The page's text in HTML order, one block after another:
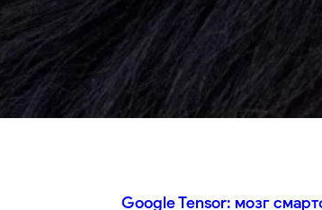
Google Tensor: мозг